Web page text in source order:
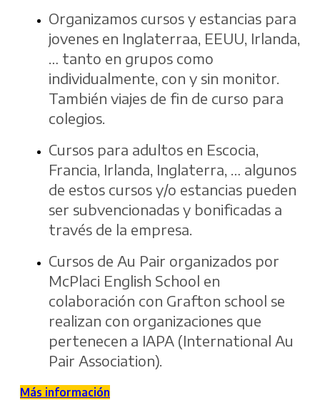
Organizamos cursos y estancias para
jovenes en Inglaterraa, EEUU, Irlanda,
… tanto en grupos como
individualmente, con y sin monitor.
También viajes de fin de curso para
colegios.
Cursos para adultos en Escocia,
Francia, Irlanda, Inglaterra, … algunos
de estos cursos y/o estancias pueden
ser subvencionadas y bonificadas a
través de la empresa.
Cursos de Au Pair organizados por
McPlaci English School en
colaboración con Grafton school se
realizan con organizaciones que
pertenecen a IAPA (International Au
Pair Association).
Más información